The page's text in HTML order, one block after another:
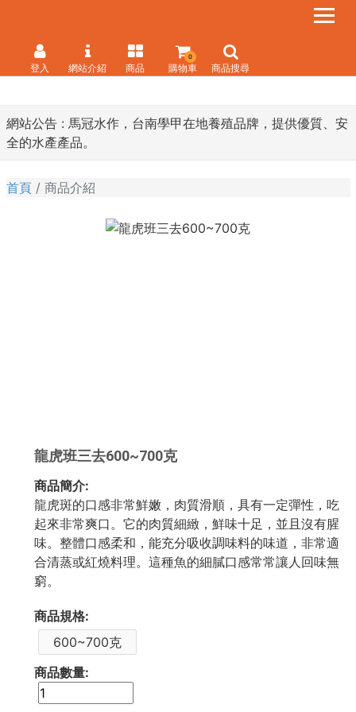
網站公告 : 馬冠水作，台南學甲在地養殖品牌，提供優質、安
全的水產產品。
登入 網站介紹 商品 購物車
0
商品搜尋
首頁 商品介紹
龍虎班三去600~700克
商品簡介:
龍虎斑的口感非常鮮嫩，肉質滑順，具有一定彈性，吃
起來非常爽口。它的肉質細緻，鮮味十足，並且沒有腥
味。整體口感柔和，能充分吸收調味料的味道，非常適
合清蒸或紅燒料理。這種魚的細膩口感常常讓人回味無
窮。
商品規格:
600~700克
商品數量: